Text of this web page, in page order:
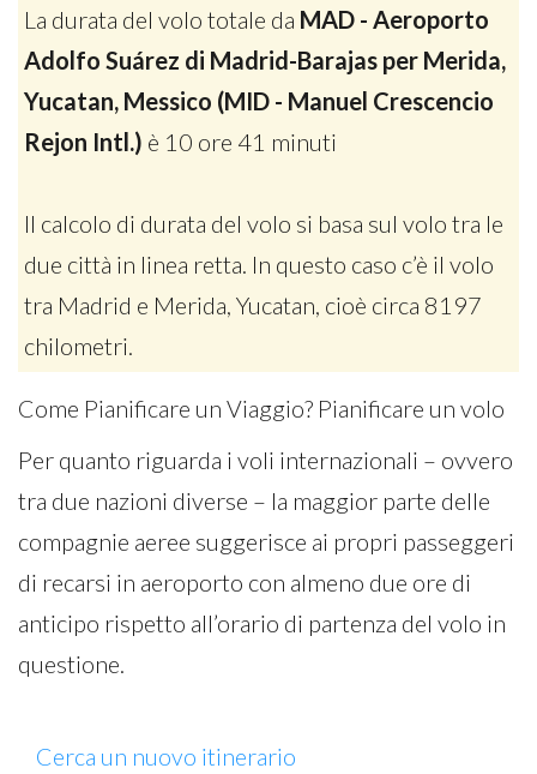
La durata del volo totale da MAD - Aeroporto
Adolfo Suárez di Madrid-Barajas per Merida,
Yucatan, Messico (MID - Manuel Crescencio
Rejon Intl.) è 10 ore 41 minuti
Il calcolo di durata del volo si basa sul volo tra le
due città in linea retta. In questo caso c’è il volo
tra Madrid e Merida, Yucatan, cioè circa 8197
chilometri.
Come Pianificare un Viaggio? Pianificare un volo
Per quanto riguarda i voli internazionali – ovvero
tra due nazioni diverse – la maggior parte delle
compagnie aeree suggerisce ai propri passeggeri
di recarsi in aeroporto con almeno due ore di
anticipo rispetto all’orario di partenza del volo in
questione.
Cerca un nuovo itinerario